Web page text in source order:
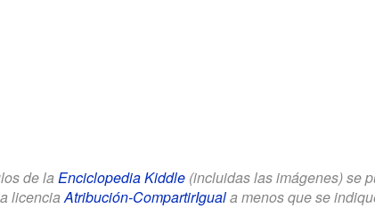
de la Enciclopedia Kiddle(incluidas las imágenes) se
licencia Atribución-CompartirIguala menos que se